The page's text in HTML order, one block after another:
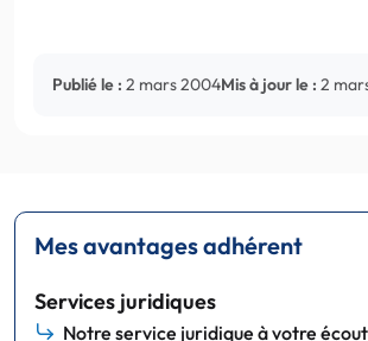
Publié le : 2 mars 2004Mis à jour le : 2
Mes avantages adhérent
Services juridiques
Notre service juridique à votre